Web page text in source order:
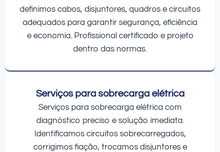
definimos cabos, disjuntores, quadros e circuitos
adequados para garantir segurança, eficiência
e economia. Profissional certificado e projeto
dentro das normas.
Serviços para sobrecarga elétrica
Serviços para sobrecarga elétrica com
diagnóstico preciso e solução imediata.
Identificamos circuitos sobrecarregados,
corrigimos fiação, trocamos disjuntores e